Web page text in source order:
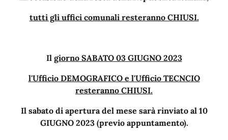
tutti gli uffici comunali resteranno CHIUSI.
Il giorno SABATO 03 GIUGNO 2023
l'Ufficio DEMOGRAFICO e l'Ufficio TECNCIO
resteranno CHIUSI.
Il sabato di apertura del mese sarà rinviato al 10
GIUGNO 2023 (previo appuntamento).